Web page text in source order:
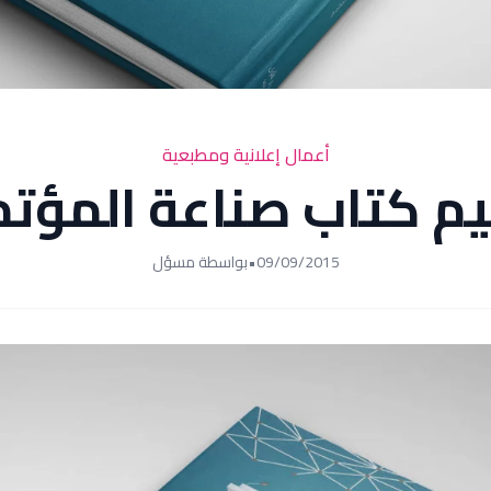
أعمال إعلانية ومطبعية
كتاب صناعة
09/09/2015
•بواسطة مسؤل